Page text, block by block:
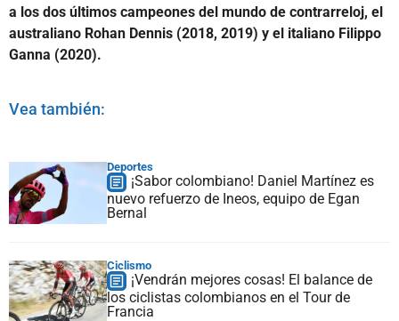
a los dos últimos campeones del mundo de contrarreloj, el
australiano Rohan Dennis (2018, 2019) y el italiano Filippo
Ganna (2020).
Vea también:
Deportes
¡Sabor colombiano! Daniel Martínez es
nuevo refuerzo de Ineos, equipo de Egan
Bernal
Ciclismo
¡Vendrán mejores cosas! El balance de
los ciclistas colombianos en el Tour de
Francia